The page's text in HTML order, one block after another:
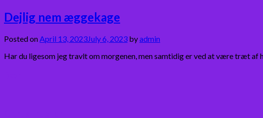
Dejlig nem æggekage
Posted on April 13, 2023July 6, 2023 byadmin
Har du ligesom jeg travlt om morgenen, men samtidig er ved at være træt af